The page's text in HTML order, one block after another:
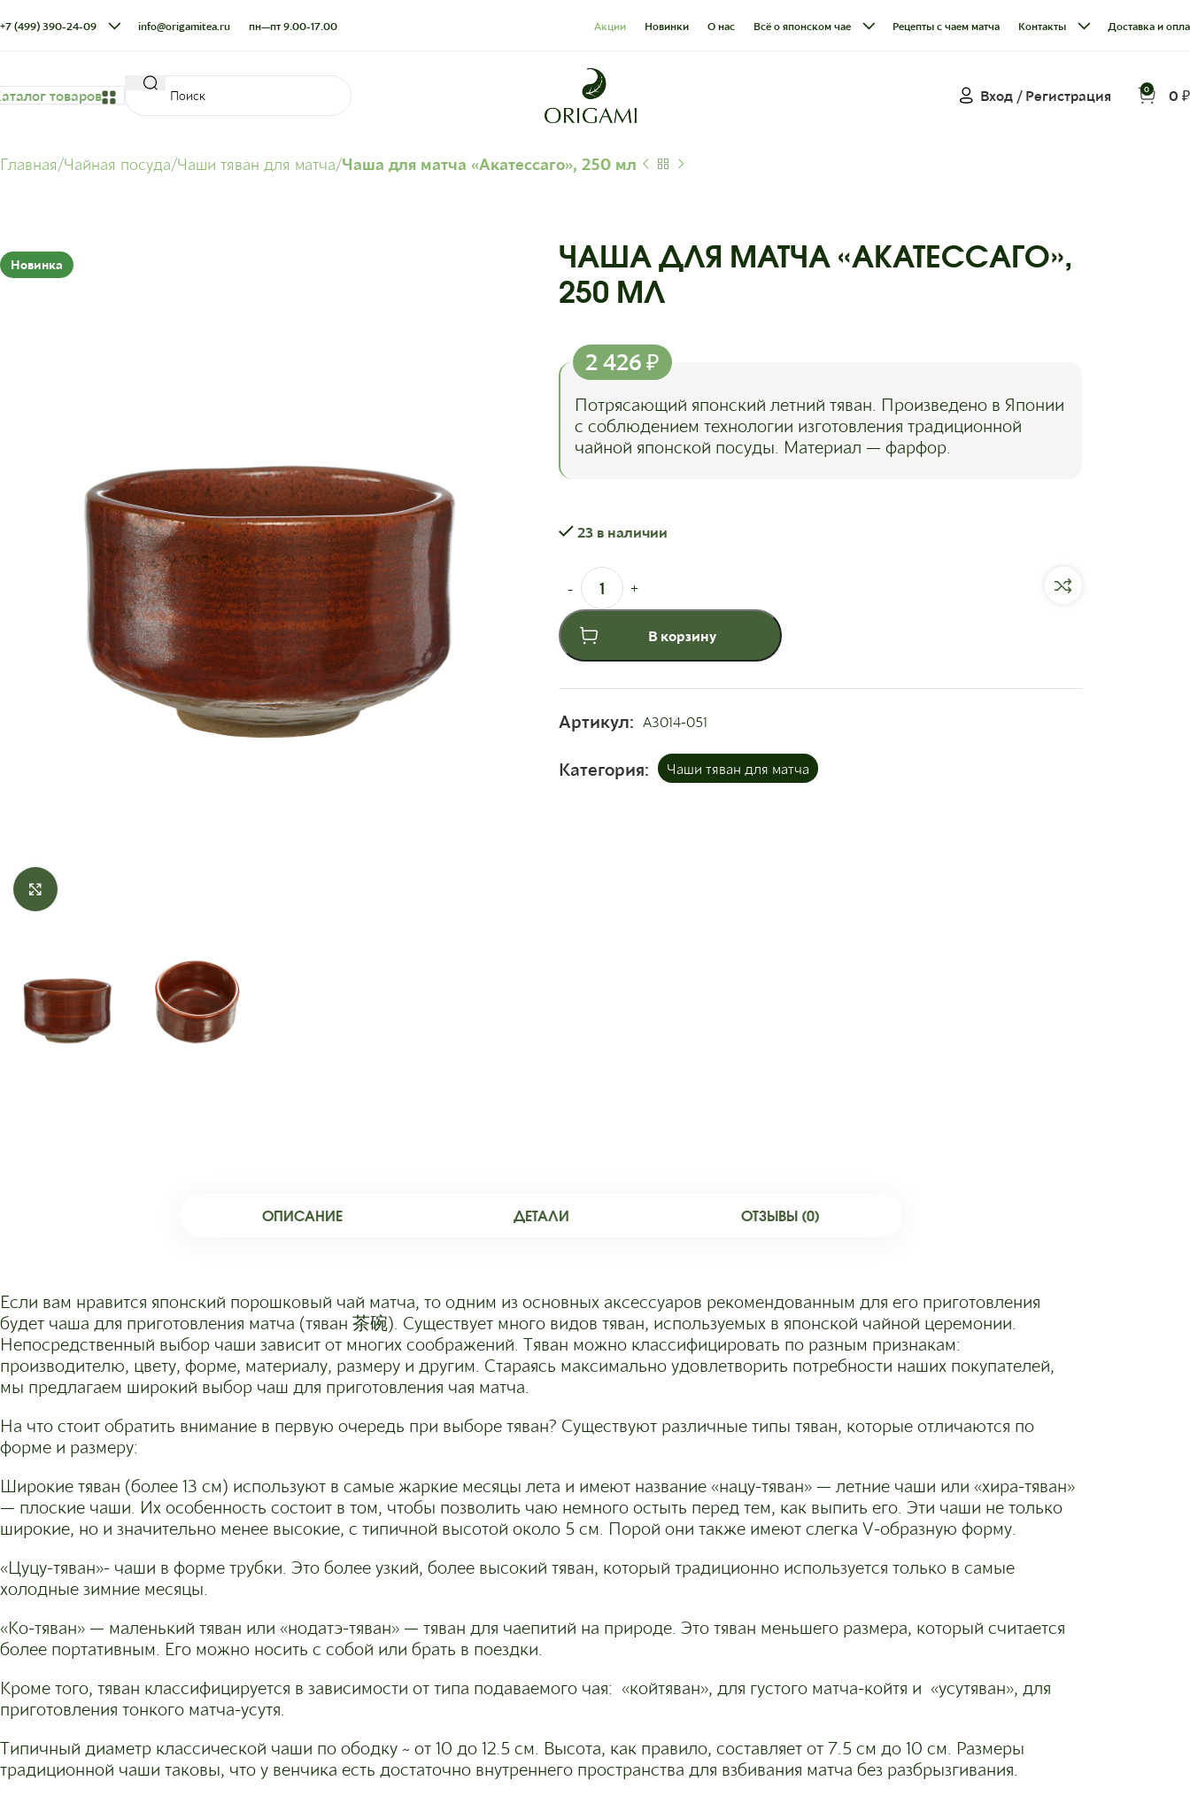
+7 (499) 390-24-09 info@origamitea.ru пн—пт 9.00-17.00 Акции Новинки О нас Всё о японском чае Рецепты с чаем матча Контакты Доставка и
товаров Вход / Регистрация 0 0 ₽
Главная Чайная посуда Чаши тяван для матча Чаша для матча «Акатессаго», 250 мл
Новинка
ЧАША ДЛЯ МАТЧА «АКАТЕССАГО»,
250 МЛ
2 426 ₽
Потрясающий японский летний тяван. Произведено в Японии
с соблюдением технологии изготовления традиционной
чайной японской посуды. Материал — фарфор.
23 в наличии
В корзину
Артикул: A3014-051
Категория: Чаши тяван для матча
ОПИСАНИЕ ДЕТАЛИ ОТЗЫВЫ (0)
Если вам нравится японский порошковый чай матча, то одним из основных аксессуаров рекомендованным для его приготовления
будет чаша для приготовления матча (тяван 茶碗). Существует много видов тяван, используемых в японской чайной церемонии.
Непосредственный выбор чаши зависит от многих соображений. Тяван можно классифицировать по разным признакам:
производителю, цвету, форме, материалу, размеру и другим. Стараясь максимально удовлетворить потребности наших покупателей,
мы предлагаем широкий выбор чаш для приготовления чая матча.
На что стоит обратить внимание в первую очередь при выборе тяван? Существуют различные типы тяван, которые отличаются по
форме и размеру:
Широкие тяван (более 13 см) используют в самые жаркие месяцы лета и имеют название «нацу-тяван» — летние чаши или «хира-тяван»
— плоские чаши. Их особенность состоит в том, чтобы позволить чаю немного остыть перед тем, как выпить его. Эти чаши не только
широкие, но и значительно менее высокие, с типичной высотой около 5 см. Порой они также имеют слегка V-образную форму.
«Цуцу-тяван»- чаши в форме трубки. Это более узкий, более высокий тяван, который традиционно используется только в самые
холодные зимние месяцы.
«Ко-тяван» — маленький тяван или «нодатэ-тяван» — тяван для чаепитий на природе. Это тяван меньшего размера, который считается
более портативным. Его можно носить с собой или брать в поездки.
Кроме того, тяван классифицируется в зависимости от типа подаваемого чая: «койтяван», для густого матча-койтя и «усутяван», для
приготовления тонкого матча-усутя.
Типичный диаметр классической чаши по ободку ~ от 10 до 12.5 см. Высота, как правило, составляет от 7.5 см до 10 см. Размеры
традиционной чаши таковы, что у венчика есть достаточно внутреннего пространства для взбивания матча без разбрызгивания.